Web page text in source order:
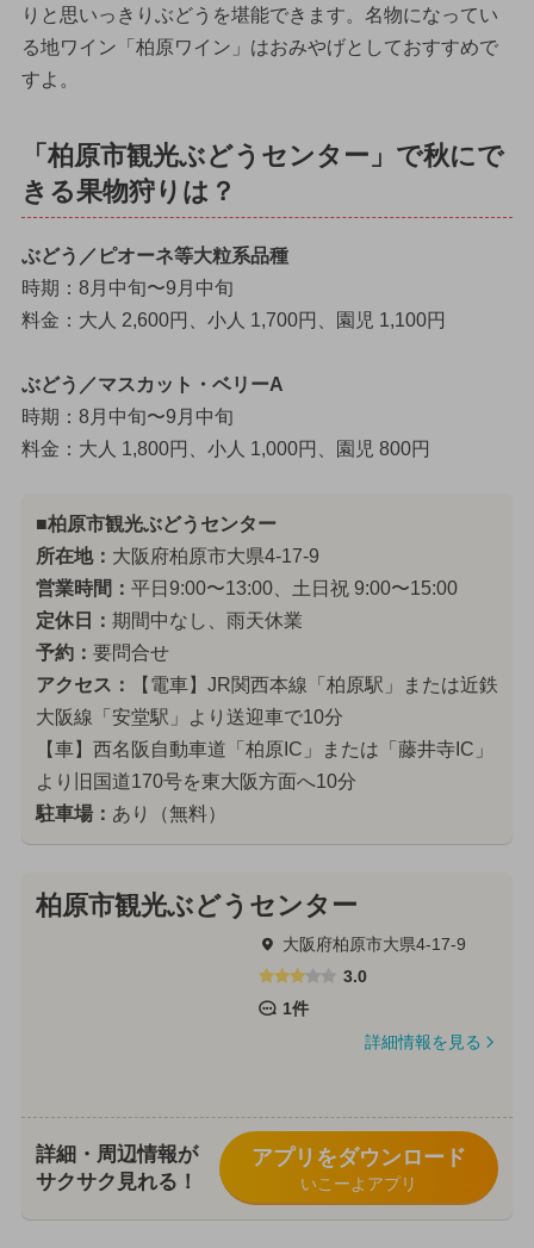
りと思いっきりぶどうを堪能できます。名物になってい
る地ワイン「柏原ワイン」はおみやげとしておすすめで
すよ。
「柏原市観光ぶどうセンター」で秋にで
きる果物狩りは？
ぶどう／ピオーネ等大粒系品種
時期：8月中旬〜9月中旬
料金：大人 2,600円、小人 1,700円、園児 1,100円
ぶどう／マスカット・ベリーA
時期：8月中旬〜9月中旬
料金：大人 1,800円、小人 1,000円、園児 800円
■柏原市観光ぶどうセンター
所在地： 大阪府柏原市大県4-17-9
営業時間： 平日9:00〜13:00、土日祝 9:00〜15:00
定休日： 期間中なし、雨天休業
予約： 要問合せ
アクセス：
【電車】JR関西本線「柏原駅」または近鉄
大阪線「安堂駅」より送迎車で10分
【車】西名阪自動車道「柏原IC」または「藤井寺IC」
より旧国道170号を東大阪方面へ10分
駐車場： あり（無料）
柏原市観光ぶどうセンター
大阪府柏原市大県4-17-9
3.0
1件
詳細情報を見る
詳細・周辺情報が
サクサク見れる！
アプリをダウンロード
いこーよアプリ